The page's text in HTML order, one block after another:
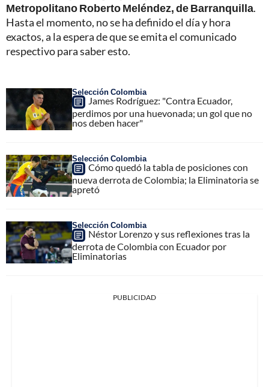
Metropolitano Roberto Meléndez, de Barranquilla.
Hasta el momento, no se ha definido el día y hora
exactos, a la espera de que se emita el comunicado
respectivo para saber esto.
Selección Colombia
James Rodríguez: "Contra Ecuador,
perdimos por una huevonada; un gol que no
nos deben hacer"
Selección Colombia
Cómo quedó la tabla de posiciones con
nueva derrota de Colombia; la Eliminatoria se
apretó
Selección Colombia
Néstor Lorenzo y sus reflexiones tras la
derrota de Colombia con Ecuador por
Eliminatorias
PUBLICIDAD